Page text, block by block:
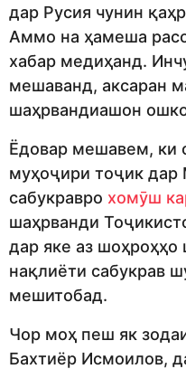
дар Русия чунин
Аммо на ҳамеша
хабар медиҳанд.
мешаванд, аксаран
шаҳрвандиашон
Ёдовар мешавем, ки
муҳоҷири тоҷик
сабукравро хомӯш
шаҳрванди
дар яке аз
нақлиёти сабукрав
мешитобад.
Чор моҳ пеш як
Бахтиёр Исмоилов,